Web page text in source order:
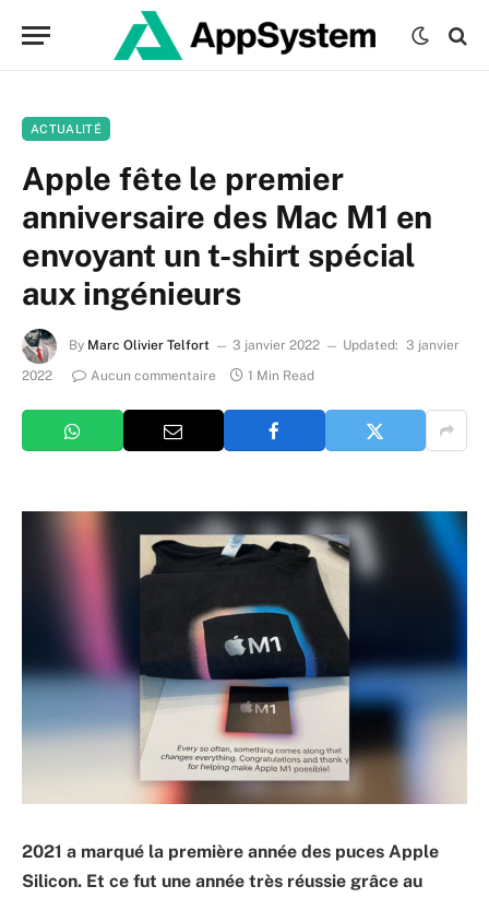
ACTUALITÉ
Apple fête le premier
anniversaire des Mac M1 en
envoyant un t-shirt spécial
aux ingénieurs
By Marc Olivier Telfort 3 janvier 2022 Updated: 3 janvier
2022
Aucun commentaire 1 Min Read
2021 a marqué la première année des puces Apple
Silicon. Et ce fut une année très réussie grâce au